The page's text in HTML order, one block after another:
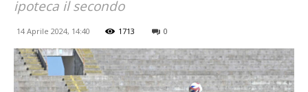
ipoteca il secondo
14 Aprile 2024, 14:40 1713 0